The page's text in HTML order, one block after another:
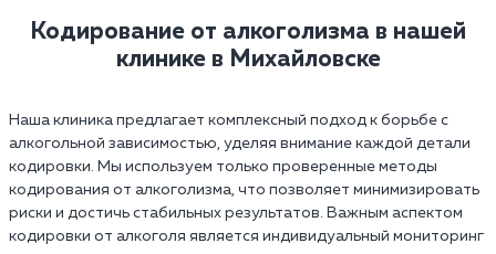
Кодирование от алкоголизма в нашей
клинике в Михайловске
Наша клиника предлагает комплексный подход к борьбе с
алкогольной зависимостью, уделяя внимание каждой детали
кодировки. Мы используем только проверенные методы
кодирования от алкоголизма, что позволяет минимизировать
риски и достичь стабильных результатов. Важным аспектом
кодировки от алкоголя является индивидуальный мониторинг